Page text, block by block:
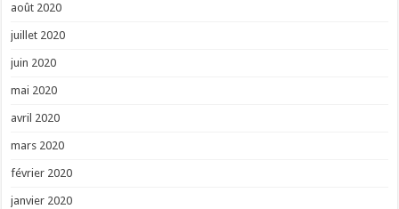
août 2020
juillet 2020
juin 2020
mai 2020
avril 2020
mars 2020
février 2020
janvier 2020